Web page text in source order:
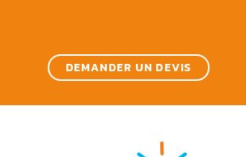
DEMANDER UN DEVIS